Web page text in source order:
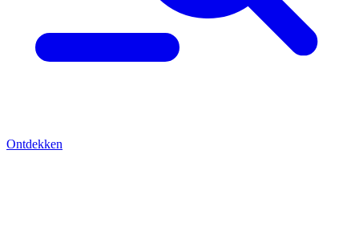
Ontdekken